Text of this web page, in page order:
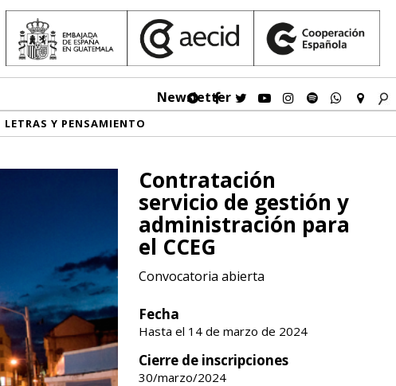
Newsletter
LETRAS Y PENSAMIENTO
Contratación
servicio de gestión y
administración para
el CCEG
Convocatoria abierta
Fecha
Hasta el 14 de marzo de 2024
Cierre de inscripciones
30/marzo/2024